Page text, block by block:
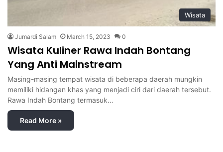
Wisata
Jumardi Salam March 15, 2023 0
Wisata Kuliner Rawa Indah Bontang
Yang Anti Mainstream
Masing-masing tempat wisata di beberapa daerah mungkin
memiliki hidangan khas yang menjadi ciri dari daerah tersebut.
Rawa Indah Bontang termasuk…
Read More »